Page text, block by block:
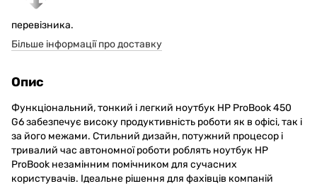
перевізника.
Більше інформації про доставку
Опис
Функціональний, тонкий і легкий ноутбук HP ProBook 450
G6 забезпечує високу продуктивність роботи як в офісі, так і
за його межами. Стильний дизайн, потужний процесор і
тривалий час автономної роботи роблять ноутбук HP
ProBook незамінним помічником для сучасних
користувачів. Ідеальне рішення для фахівців компаній